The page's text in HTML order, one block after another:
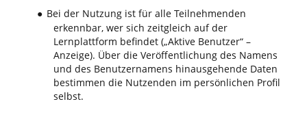
● Bei der Nutzung ist für alle Teilnehmenden
erkennbar, wer sich zeitgleich auf der
Lernplattform befindet („Aktive Benutzer“ –
Anzeige). Über die Veröffentlichung des Namens
und des Benutzernamens hinausgehende Daten
bestimmen die Nutzenden im persönlichen Profil
selbst.